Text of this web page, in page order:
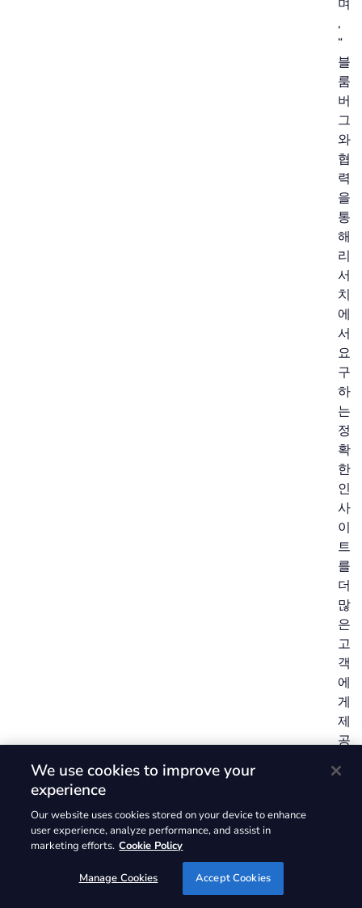
며
,
“
블
룸
버
그
와
협
력
을
통
해
리
서
치
에
서
요
구
하
는
정
확
한
인
사
이
트
를
더
많
은
고
객
에
게
제
공
수
We use cookies to improve your
experience
Our website uses cookies stored on your device to enhance
user experience, analyze performance, and assist in
marketing efforts. Cookie Policy
Manage Cookies Accept Cookies